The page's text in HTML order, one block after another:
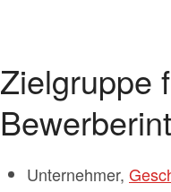
Zielgruppe
Unternehmer,